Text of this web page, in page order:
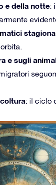
e della notte:
e sugli
: il ciclo